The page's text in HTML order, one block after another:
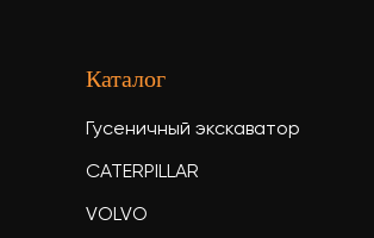
Каталог
Гусеничный экскаватор
CATERPILLAR
VOLVO